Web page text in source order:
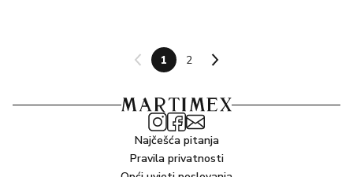
1 2
Najčešća pitanja
Pravila privatnosti